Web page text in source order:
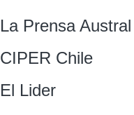
‎La Prensa Austral
CIPER Chile
‎El Lider